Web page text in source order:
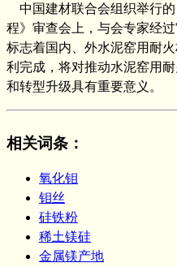
中国建材联合会组织举行
程》审查会上，与会专家经
标志着国内、外水泥窑用耐
利完成，将对推动水泥窑用
和转型升级具有重要意义。
相关词条 ：
氧化钼
钼丝
硅铁粉
稀土镁硅
金属镁产地